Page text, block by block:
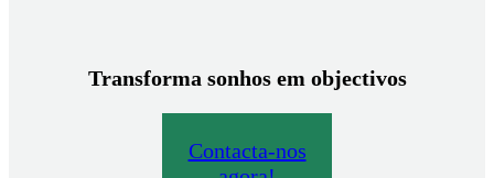
Transforma sonhos em objectivos
Contacta-nos